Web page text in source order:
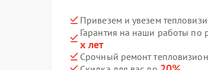
Привезем и увезем
Гарантия на наши работы по
х лет
Срочный ремонт